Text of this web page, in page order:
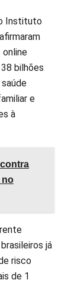
Instituto
online
bilhões
e
à
no
já
risco
de 1